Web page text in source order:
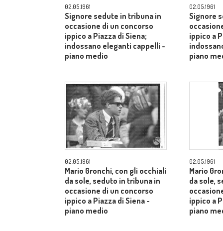
02.05.1961
Signore sedute in tribuna in
occasione di un concorso
ippico a Piazza di Siena;
indossano eleganti cappelli -
piano medio
02.05.1961
Signore
ippico a
piano
02.05.1961
Mario Gronchi, con gli occhiali
da sole, seduto in tribuna in
occasione di un concorso
ippico a Piazza di Siena -
piano medio
02.05.1961
Mario
da sole,
ippico a
piano